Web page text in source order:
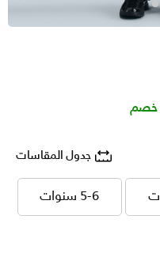
جدول المقاسات
5-6 سنوات 5-6 سنوات